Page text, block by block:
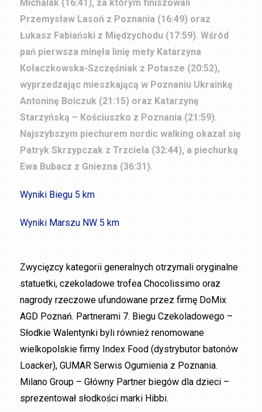
Michalak (16:41), za którym finiszowali
Przemysław Lasoń z Poznania (16:49) oraz
Łukasz Fabiański z Międzychodu (17:59). Wśród
pań pierwsza minęła linię mety Katarzyna
Kołaczkowska-Szczęśniak z Potasze (20:52),
wyprzedzając mieszkającą w Poznaniu Ukrainkę
Antoninę Boiczuk (21:15) oraz Katarzynę
Starzyńską – Kościuszko z Poznania (21:59).
Najszybszym piechurem nordic walking okazał się
Patryk Skrzypczak z Trzciela (32:44), a piechurką
Ewa Bubacz z Gniezna (36:31).
Wyniki Biegu 5 km
Wyniki Marszu NW 5 km
Zwycięzcy kategorii generalnych otrzymali oryginalne
statuetki, czekoladowe trofea Chocolissimo oraz
nagrody rzeczowe ufundowane przez firmę DoMix
AGD Poznań. Partnerami 7. Biegu Czekoladowego –
Słodkie Walentynki byli również renomowane
wielkopolskie firmy Index Food (dystrybutor batonów
Loacker), GUMAR Serwis Ogumienia z Poznania.
Milano Group – Główny Partner biegów dla dzieci –
sprezentował słodkości marki Hibbi.